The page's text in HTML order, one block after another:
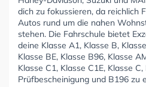
dich zu fokussieren, da reichlich
Autos rund um die nahen
stehen. Die Fahrschule bietet
deine Klasse A1, Klasse B,
Klasse BE, Klasse B96, Klasse
Klasse C1, Klasse C1E, Klasse
Prüfbescheinigung und B196 zu